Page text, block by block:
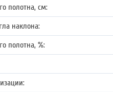
полотна, см:
наклона:
полотна, %: